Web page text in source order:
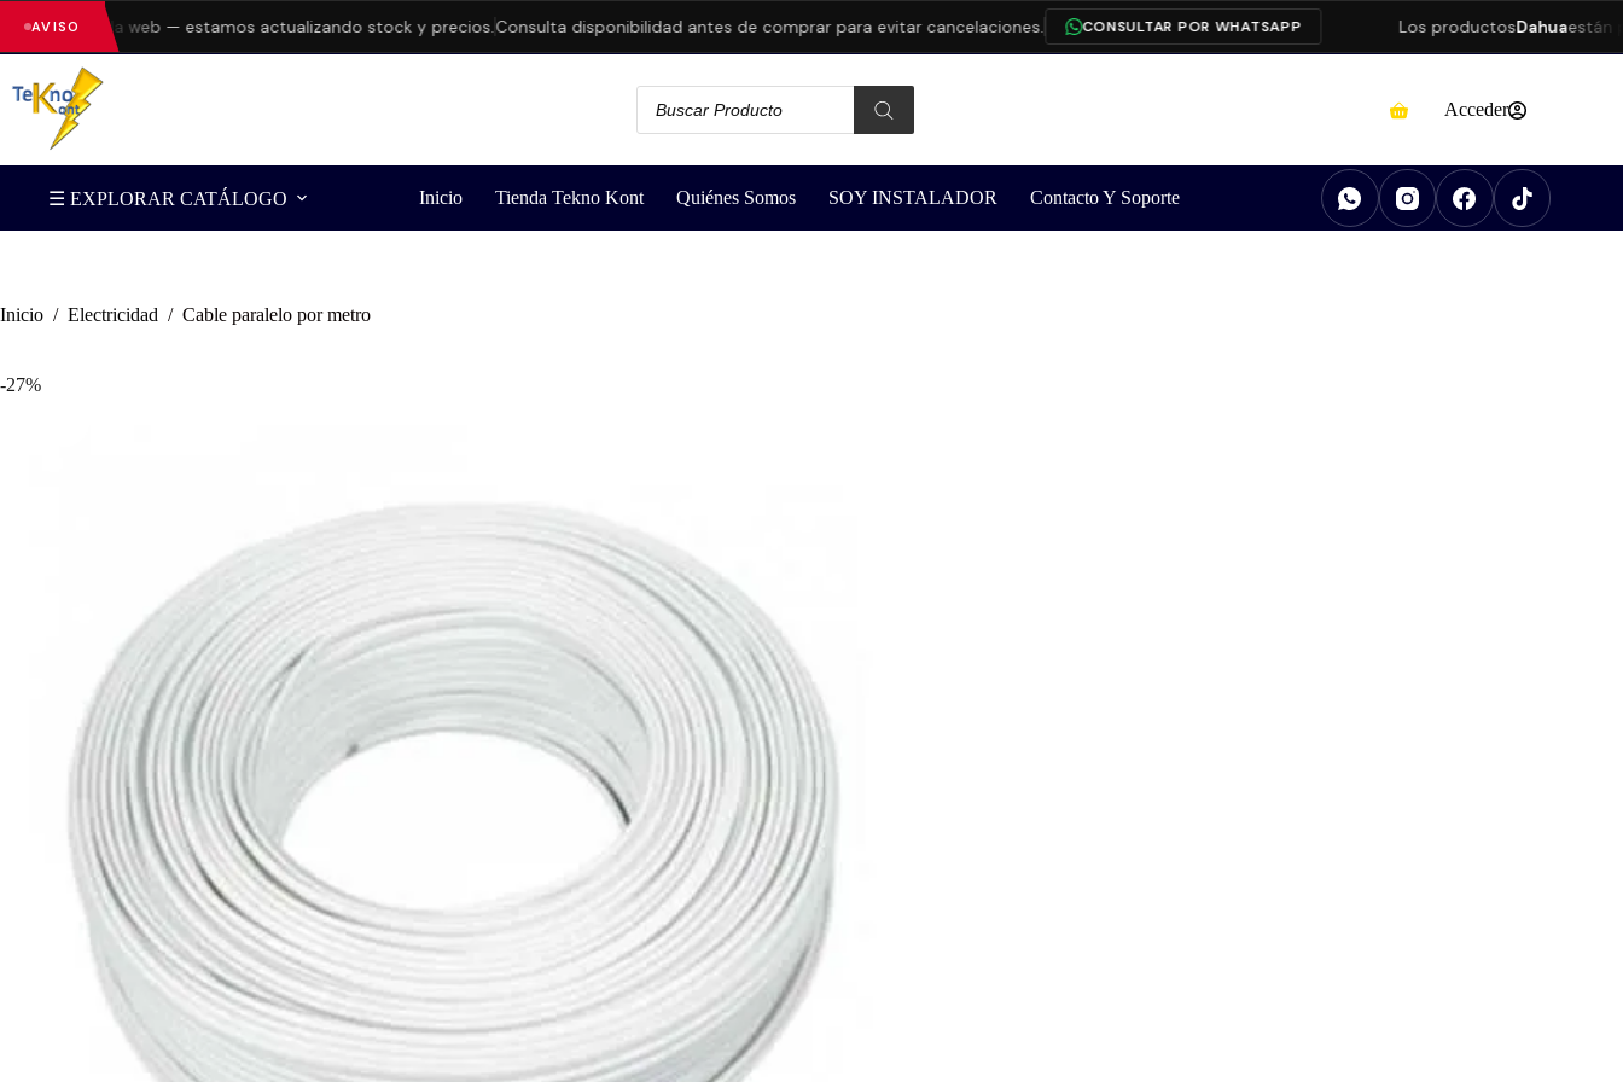
AVISOen la web — estamos actualizando stock y precios.Consulta disponibilidad antes de comprar para evitar cancelaciones. CONSULTAR POR WHATSAPP Los productosDahuaestán
Acceder
☰ EXPLORAR CATÁLOGO Inicio Tienda Tekno Kont Quiénes Somos SOY INSTALADOR Contacto Y Soporte
Inicio / Electricidad / Cable paralelo por metro
-27%